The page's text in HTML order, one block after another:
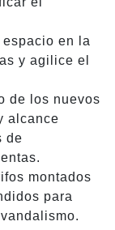
en la
y agilice el
de los nuevos
alcance
de
montados
para